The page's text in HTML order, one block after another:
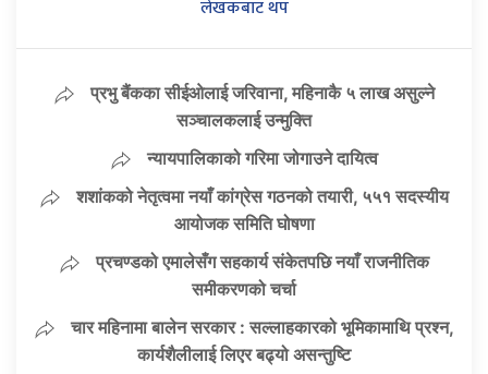
लेखकबाट थप
प्रभु बैंकका सीईओलाई जरिवाना, महिनाकै ५ लाख असुल्ने
सञ्चालकलाई उन्मुक्ति
न्यायपालिकाको गरिमा जोगाउने दायित्व
शशांकको नेतृत्वमा नयाँ कांग्रेस गठनको तयारी, ५५१ सदस्यीय
आयोजक समिति घोषणा
प्रचण्डको एमालेसँग सहकार्य संकेतपछि नयाँ राजनीतिक
समीकरणको चर्चा
चार महिनामा बालेन सरकार : सल्लाहकारको भूमिकामाथि प्रश्न,
कार्यशैलीलाई लिएर बढ्यो असन्तुष्टि